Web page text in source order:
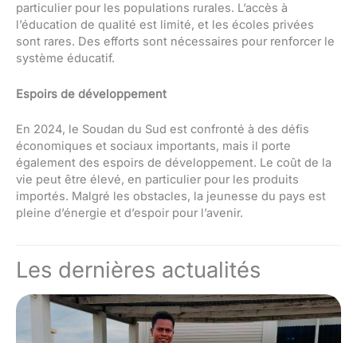
particulier pour les populations rurales. L’accès à
l’éducation de qualité est limité, et les écoles privées
sont rares. Des efforts sont nécessaires pour renforcer le
système éducatif.
Espoirs de développement
En 2024, le Soudan du Sud est confronté à des défis
économiques et sociaux importants, mais il porte
également des espoirs de développement. Le coût de la
vie peut être élevé, en particulier pour les produits
importés. Malgré les obstacles, la jeunesse du pays est
pleine d’énergie et d’espoir pour l’avenir.
Les dernières actualités